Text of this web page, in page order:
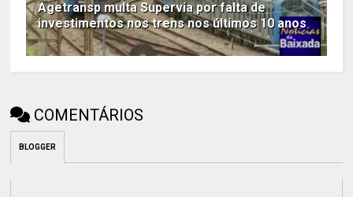
Agetransp multa Supervia por falta de
investimentos nos trens nos últimos 10 anos
COMENTÁRIOS
BLOGGER